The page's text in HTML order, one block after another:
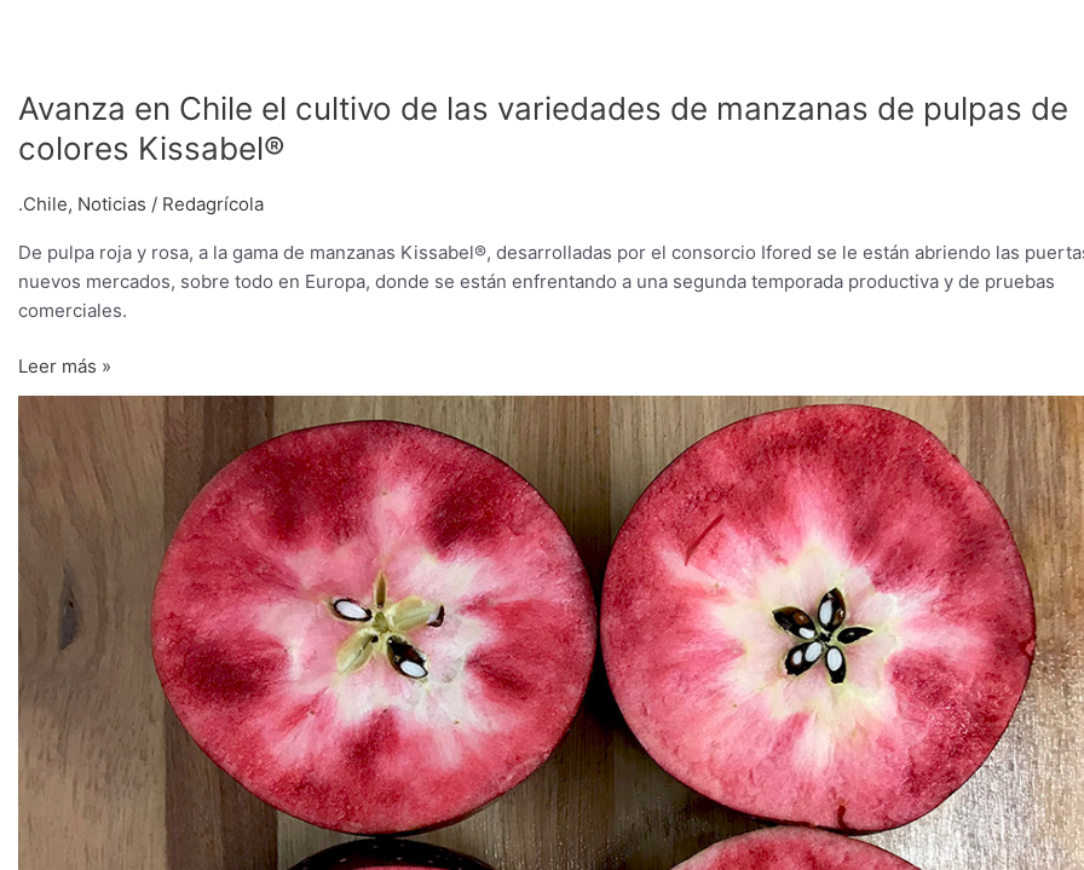
Avanza en Chile el cultivo de las variedades de manzanas de pulpas de
colores Kissabel®
.Chile, Noticias / Redagrícola
De pulpa roja y rosa, a la gama de manzanas Kissabel®, desarrolladas por el consorcio Ifored se le están abriendo las
nuevos mercados, sobre todo en Europa, donde se están enfrentando a una segunda temporada productiva y de pruebas
comerciales.
Leer más »
manzanas
roja